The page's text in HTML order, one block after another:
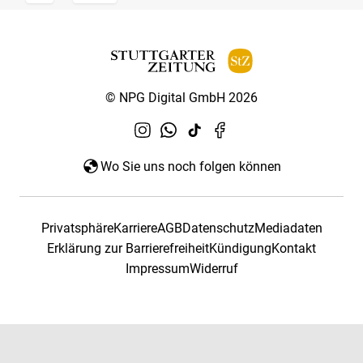
© NPG Digital GmbH 2026
Wo Sie uns noch folgen können
PrivatsphäreKarriereAGBDatenschutzMediadaten
Erklärung zur BarrierefreiheitKündigungKontakt
ImpressumWiderruf